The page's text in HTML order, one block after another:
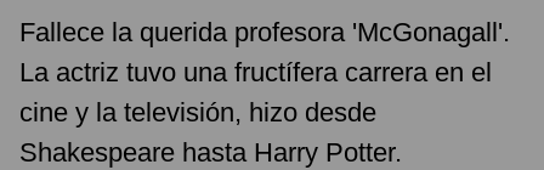
Fallece la querida profesora 'McGonagall'.
La actriz tuvo una fructífera carrera en el
cine y la televisión, hizo desde
Shakespeare hasta Harry Potter.